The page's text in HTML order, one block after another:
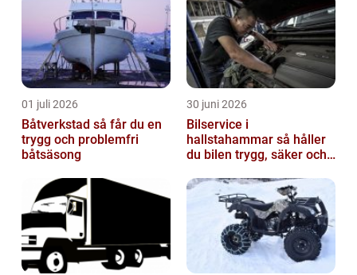
01 juli 2026
Båtverkstad så får du en
trygg och problemfri
båtsäsong
30 juni 2026
Bilservice i
hallstahammar så håller
du bilen trygg, säker och